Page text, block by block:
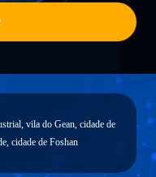
vila do Gean, cidade de
cidade de Foshan